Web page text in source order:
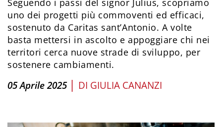
uno dei progetti più commoventi ed efficaci,
sostenuto da Caritas sant’Antonio. A volte
basta mettersi in ascolto e appoggiare chi nei
territori cerca nuove strade di sviluppo, per
sostenere cambiamenti.
05 Aprile 2025 | DI GIULIA CANANZI